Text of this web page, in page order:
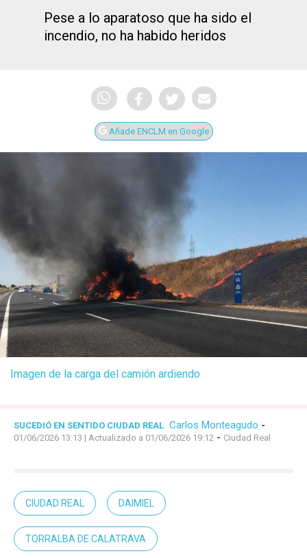
Pese a lo aparatoso que ha sido el
incendio, no ha habido heridos
Añade ENCLM en Google
Imagen de la carga del camión ardiendo
SUCEDIÓ EN SENTIDO CIUDAD REAL Carlos Monteagudo -
01/06/2026 13:13 | Actualizado a 01/06/2026 19:12 - Ciudad Real
CIUDAD REAL DAIMIEL
TORRALBA DE CALATRAVA